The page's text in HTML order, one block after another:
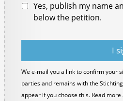
Yes, publish my name
below the petition.
We e-mail you a link to confirm your
parties and remains with the
appear if you choose this. Read